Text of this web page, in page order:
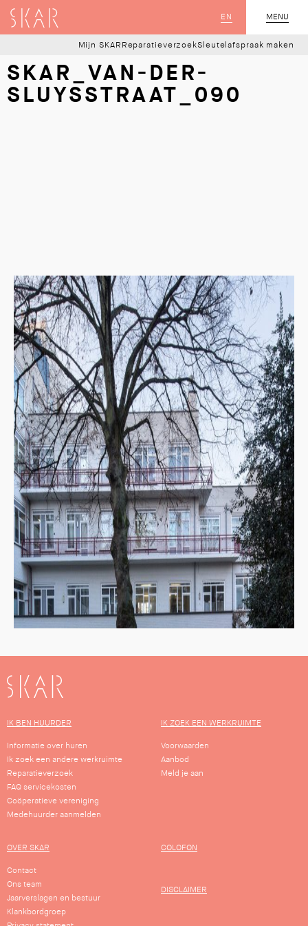
MENU
SLUIT
EN
SKAR
Mijn SKAR ReparatieverzoekSleutelafspraak maken
SKAR_VAN-DER-
SLUYSSTRAAT_090
SKAR
IK BEN HUURDER
Informatie over huren
Ik zoek een andere werkruimte
Reparatieverzoek
FAQ servicekosten
Coöperatieve vereniging
Medehuurder aanmelden
IK ZOEK EEN WERKRUIMTE
Voorwaarden
Aanbod
Meld je aan
OVER SKAR
Contact
Ons team
Jaarverslagen en bestuur
Klankbordgroep
COLOFON
DISCLAIMER